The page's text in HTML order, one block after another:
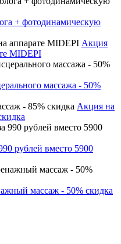
+ фотодинамическую
Акция
MIDEPI
массажа - 50%
Акция на
рублей вместо 5900
массаж - 50% скидка